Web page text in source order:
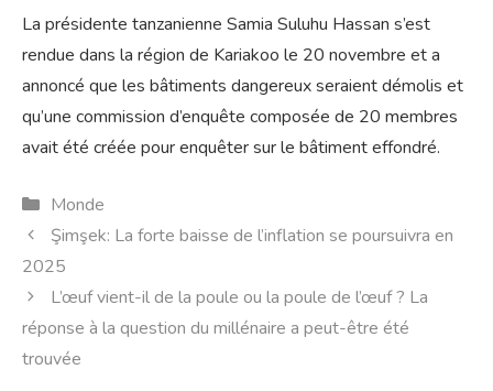
La présidente tanzanienne Samia Suluhu Hassan s’est
rendue dans la région de Kariakoo le 20 novembre et a
annoncé que les bâtiments dangereux seraient démolis et
qu’une commission d’enquête composée de 20 membres
avait été créée pour enquêter sur le bâtiment effondré.
Catégories
Monde
Şimşek: La forte baisse de l’inflation se poursuivra en
2025
L’œuf vient-il de la poule ou la poule de l’œuf ? La
réponse à la question du millénaire a peut-être été
trouvée